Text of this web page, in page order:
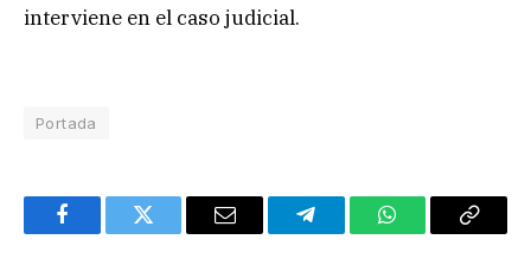
interviene en el caso judicial.
Portada
FacebookTwitter Email TelegramWhatsAppCopy